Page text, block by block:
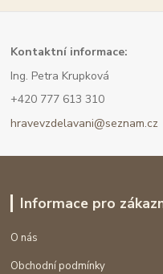
Kontaktní informace:
Ing. Petra Krupková
+420 777 613 310
hravevzdelavani@seznam.cz
Informace pro
O nás
Obchodní podmínky